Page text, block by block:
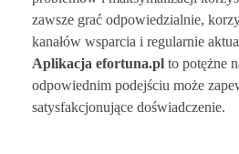
zawsze grać odpowiedzialnie,
kanałów wsparcia i regularnie
Aplikacja efortuna.pl to potężne
odpowiednim podejściu może
satysfakcjonujące doświadczenie.